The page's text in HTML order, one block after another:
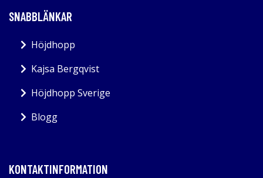
SNABBLÄNKAR
Höjdhopp
Kajsa Bergqvist
Höjdhopp Sverige
Blogg
KONTAKTINFORMATION